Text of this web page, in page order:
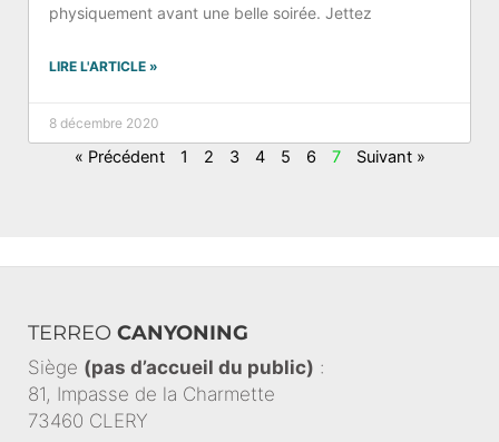
physiquement avant une belle soirée. Jettez
LIRE L'ARTICLE »
8 décembre 2020
« Précédent 1 2 3 4 5 6 7 Suivant »
TERREO CANYONING
Siège (pas d’accueil du public) :
81, Impasse de la Charmette
73460 CLERY